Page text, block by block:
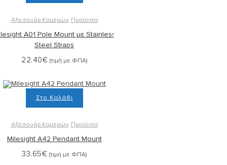
Αξεσουάρ Καμερών, Προϊόντα
A01 Pole Mount με Stainless
Steel Straps
22.40€ (τιμή με ΦΠΑ)
Στο Καλάθι
Αξεσουάρ Καμερών, Προϊόντα
Milesight A42 Pendant Mount
33.65€ (τιμή με ΦΠΑ)